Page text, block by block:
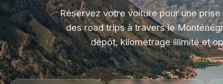
Réservez votre voiture pour une
des road trips à travers le
dépôt, kilométrage illimité et